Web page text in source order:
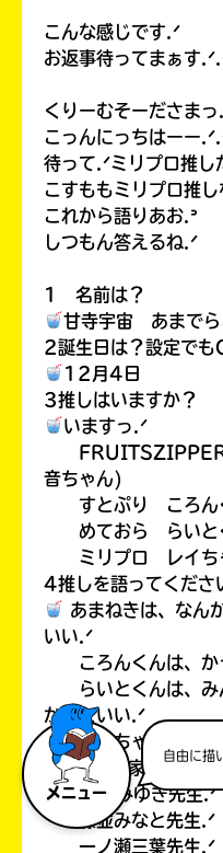
メニュー
自由に描
こんな感じです.ᐟ
お返事待ってまぁす
くりーむそーださまっ
こっんにっちはーー
待って.ᐟミリプロ推し
こすももミリプロ推し
これから語りあお.ᐣ
しつもん答えるね.ᐟ
1 名前は？
甘寺宇宙 あまでら
2誕生日は？設定でも
12月4日
3推しはいますか？
いますっ.ᐟ
FRUITSZIPPER
音ちゃん)
すとぷり ころん
めておら らいと
ミリプロ レイち
4推しを語ってくださ
あまねきは、なん
いい.ᐟ
ころんくんは、か
らいとくんは、み
かっこいい.ᐟ
レイちゃんは、声
5好きな作家さんは？
あさばみゆき先生.ᐟ
藤並みなと先生.ᐟ
一ノ瀬三葉先生.ᐟ